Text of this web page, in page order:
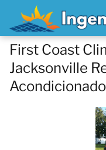
First Coast
Jacksonville
Acondicionado